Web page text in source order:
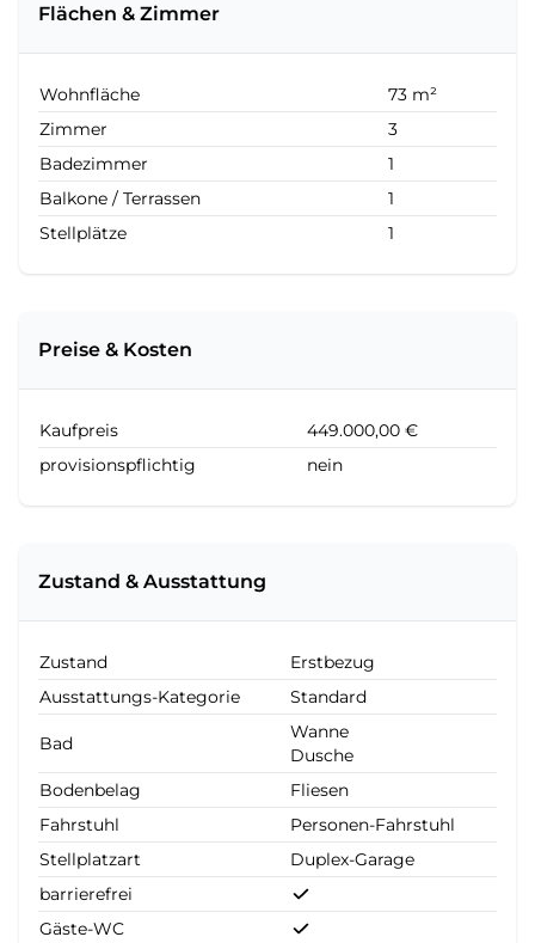
Flächen & Zimmer
Wohnfläche
73 m²
Zimmer
3
Badezimmer
1
Balkone / Terrassen
1
Stellplätze
1
Preise & Kosten
Kaufpreis
449.000,00 €
provisionspflichtig
nein
Zustand & Ausstattung
Zustand
Erstbezug
Ausstattungs-Kategorie
Standard
Bad
Wanne
Dusche
Bodenbelag
Fliesen
Fahrstuhl
Personen-Fahrstuhl
Stellplatzart
Duplex-Garage
barrierefrei
Gäste-WC